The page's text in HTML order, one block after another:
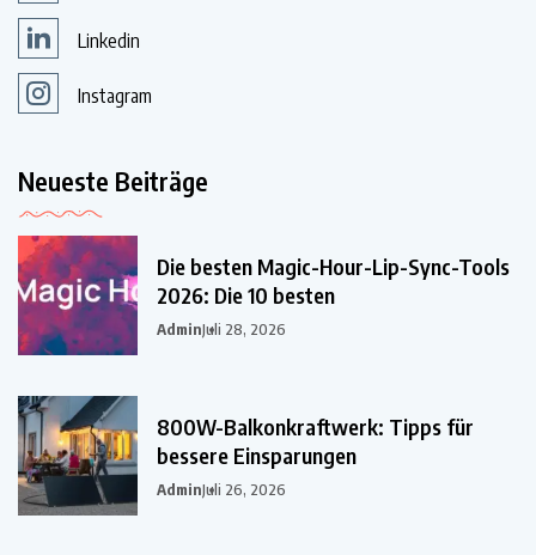
Linkedin
Instagram
Neueste Beiträge
Die besten Magic-Hour-Lip-Sync-Tools
2026: Die 10 besten
AdminJuli 28, 2026
800W-Balkonkraftwerk: Tipps für
bessere Einsparungen
AdminJuli 26, 2026